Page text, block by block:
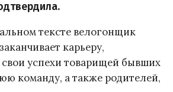
тексте велогонщик
карьеру,
свои успехи товарищей бывших
команду, а также родителей,